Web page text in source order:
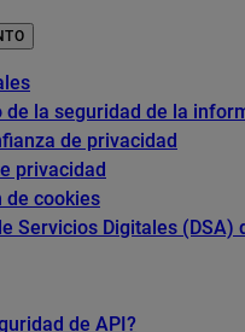
de la seguridad de la
de privacidad
privacidad
de cookies
Servicios Digitales (DSA)
de API?